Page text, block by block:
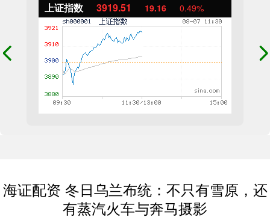
上证指数 3919.51 19.16 0.49%
海证配资 冬日乌兰布统：不只有雪原，还
有蒸汽火车与奔马摄影